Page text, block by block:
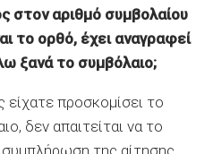
στον αριθμό συμβολαίου
το ορθό, έχει αναγραφεί
ξανά το συμβόλαιο;
προσκομίσει το
δεν απαιτείται να το
της αίτησης